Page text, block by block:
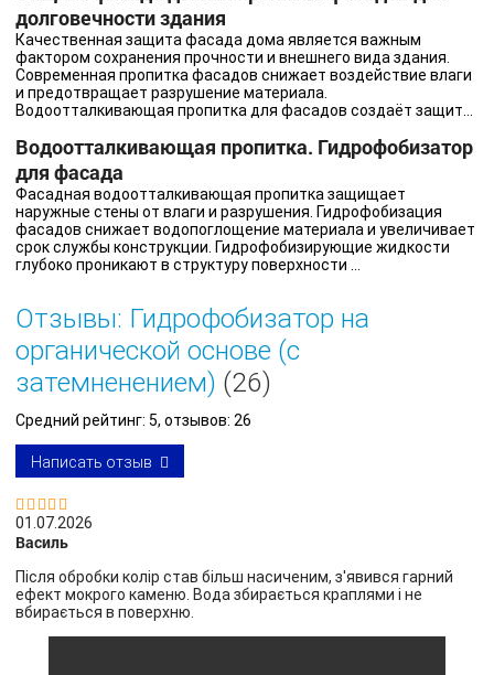
долговечности здания
Качественная защита фасада дома является важным
фактором сохранения прочности и внешнего вида здания.
Современная пропитка фасадов снижает воздействие влаги
и предотвращает разрушение материала.
Водоотталкивающая пропитка для фасадов создаёт защит...
Водоотталкивающая пропитка. Гидрофобизатор
для фасада
Фасадная водоотталкивающая пропитка защищает
наружные стены от влаги и разрушения. Гидрофобизация
фасадов снижает водопоглощение материала и увеличивает
срок службы конструкции. Гидрофобизирующие жидкости
глубоко проникают в структуру поверхности ...
Отзывы: Гидрофобизатор на
органической основе (с
затемненением) (26)
Средний рейтинг: 5, отзывов: 26
Написать отзыв


01.07.2026
Василь
Після обробки колір став більш насиченим, з'явився гарний
ефект мокрого каменю. Вода збирається краплями і не
вбирається в поверхню.